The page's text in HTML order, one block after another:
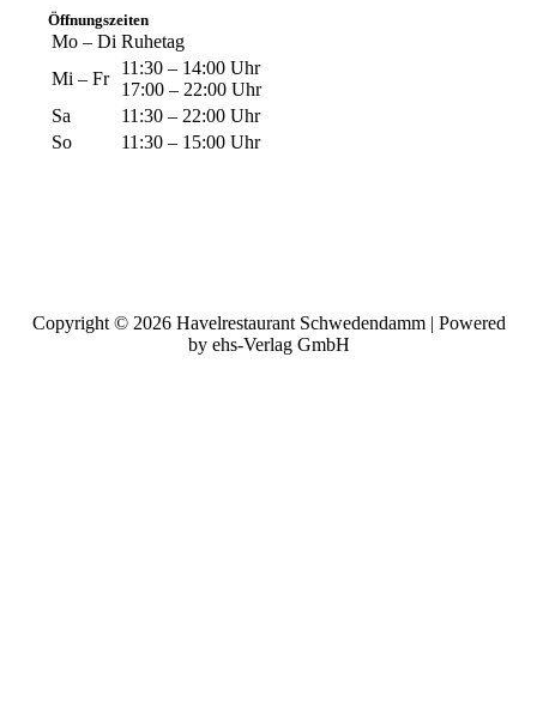
Öffnungszeiten
Mo – Di Ruhetag
Mi – Fr
11:30 – 14:00 Uhr
17:00 – 22:00 Uhr
Sa
11:30 – 22:00 Uhr
So
11:30 – 15:00 Uhr
Copyright © 2026 Havelrestaurant Schwedendamm | Powered
by ehs-Verlag GmbH